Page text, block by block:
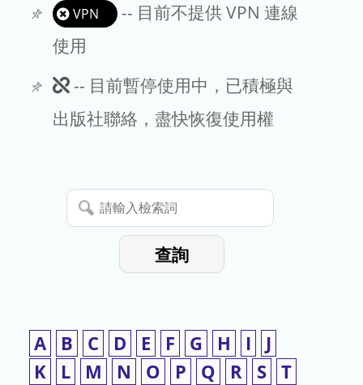
VPN
-- 目前不提供 VPN 連線
使用
此
期
暫
停
-- 目前暫停使用中，已積極與
出版社聯絡，盡快恢復使用權
請
輸
查詢
A B C D E F G H I
J
K
L M N O P Q R S T